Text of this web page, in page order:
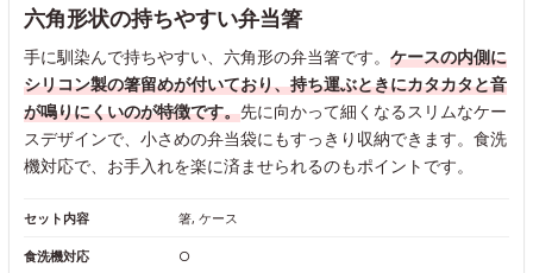
六角形状の持ちやすい弁当箸
手に馴染んで持ちやすい、六角形の弁当箸です。 ケースの内側に
シリコン製の箸留めが付いており、持ち運ぶときにカタカタと音
が鳴りにくいのが特徴です。先に向かって細くなるスリムなケー
スデザインで、小さめの弁当袋にもすっきり収納できます。食洗
機対応で、お手入れを楽に済ませられるのもポイントです。
セット内容 箸, ケース
食洗機対応 ○